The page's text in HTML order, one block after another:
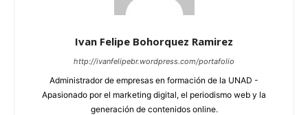
Ivan Felipe Bohorquez Ramirez
http://ivanfelipebr.wordpress.com/portafolio
Administrador de empresas en formación de la UNAD -
Apasionado por el marketing digital, el periodismo web y la
generación de contenidos online.